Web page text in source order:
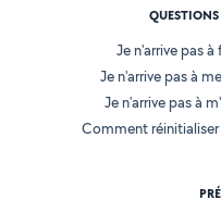
Je n'arrive pas
Je n'arrive pas à
Je n'arrive pas à
Comment